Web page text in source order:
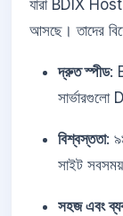
যারা BDIX
আসছে। তাদের
দ্রুত স্পীড:
সার্ভারগুলো
বিশ্বস্ততা:
সাইট
সহজ এবং